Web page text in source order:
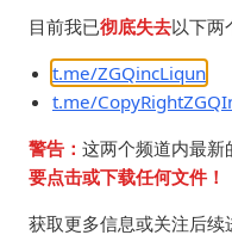
目前我已彻底失去以下两
t.me/ZGQincLiqun
t.me/
警告： 这两个频道内最新
要点击或下载任何文件！
获取更多信息或关注后续